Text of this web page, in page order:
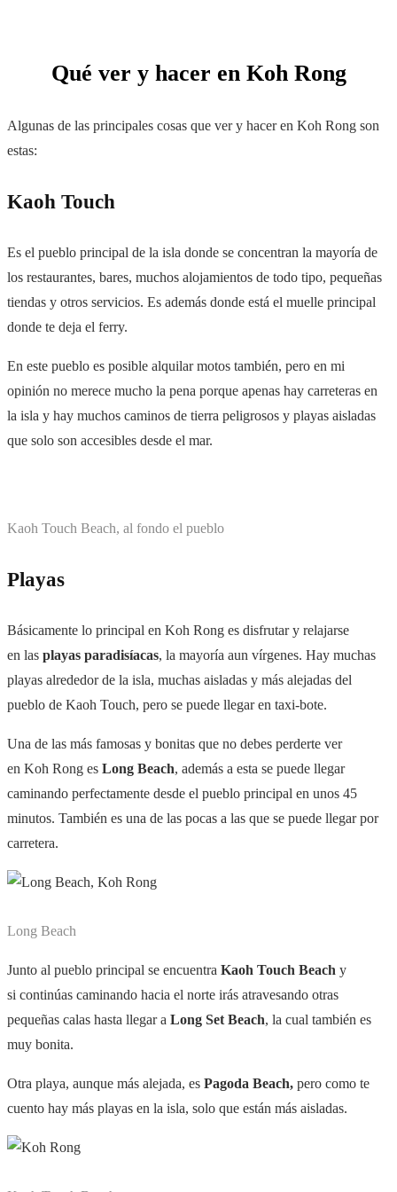
Qué ver y hacer en Koh Rong
Algunas de las principales cosas que ver y hacer en Koh Rong son
estas:
Kaoh Touch
Es el pueblo principal de la isla donde se concentran la mayoría de
los restaurantes, bares, muchos alojamientos de todo tipo, pequeñas
tiendas y otros servicios. Es además donde está el muelle principal
donde te deja el ferry.
En este pueblo es posible alquilar motos también, pero en mi
opinión no merece mucho la pena porque apenas hay carreteras en
la isla y hay muchos caminos de tierra peligrosos y playas aisladas
que solo son accesibles desde el mar.
Kaoh Touch Beach, al fondo el pueblo
Playas
Básicamente lo principal en Koh Rong es disfrutar y relajarse
en las playas paradisíacas, la mayoría aun vírgenes. Hay muchas
playas alrededor de la isla, muchas aisladas y más alejadas del
pueblo de Kaoh Touch, pero se puede llegar en taxi-bote.
Una de las más famosas y bonitas que no debes perderte ver
en Koh Rong es Long Beach, además a esta se puede llegar
caminando perfectamente desde el pueblo principal en unos 45
minutos. También es una de las pocas a las que se puede llegar por
carretera.
Long Beach
Junto al pueblo principal se encuentra Kaoh Touch Beach y
si continúas caminando hacia el norte irás atravesando otras
pequeñas calas hasta llegar a Long Set Beach, la cual también es
muy bonita.
Otra playa, aunque más alejada, es Pagoda Beach, pero como te
cuento hay más playas en la isla, solo que están más aisladas.